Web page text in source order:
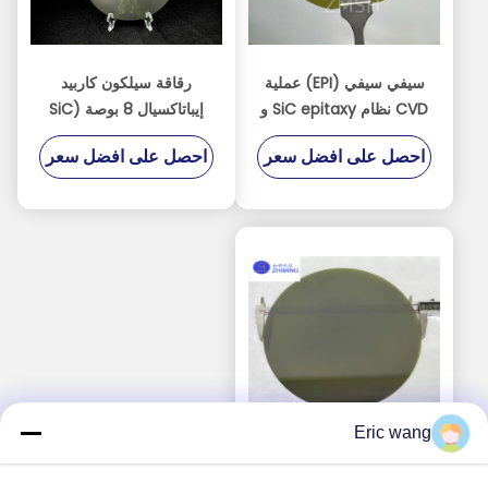
سيفي سيفي (EPI) عملية
CVD نظام SiC epitaxy و
MOCVD
احصل على افضل سعر
رقاقة سيلكون كاربيد
إيباتاكسيال 8 بوصة (SiC
Epi Wafer)
احصل على افضل سعر
Eric wang